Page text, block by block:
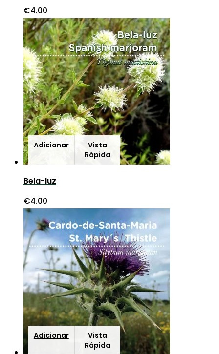
€4.00
Adicionar
Vista
Rápida
Bela-luz
€4.00
Adicionar
Vista
Rápida